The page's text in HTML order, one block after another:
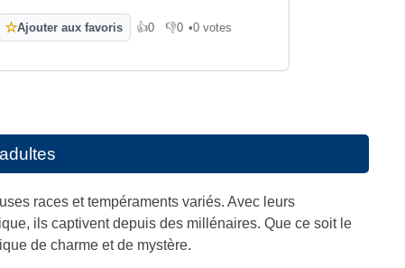
☆Ajouter aux favoris 👍0
J'aime 👎0
Je n'aime pas
•0 votes
races et tempéraments variés. Avec leurs
ils captivent depuis des millénaires. Que ce soit le
de charme et de mystère.